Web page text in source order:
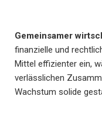
Gemeinsamer
finanzielle und
Mittel effizienter ein,
verlässlichen
Wachstum solide